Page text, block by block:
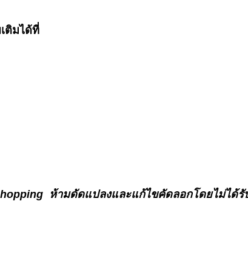
ติมได้ที่
ห้ามดัดแปลงและแก้ไขคัดลอกโดยไม่ได้